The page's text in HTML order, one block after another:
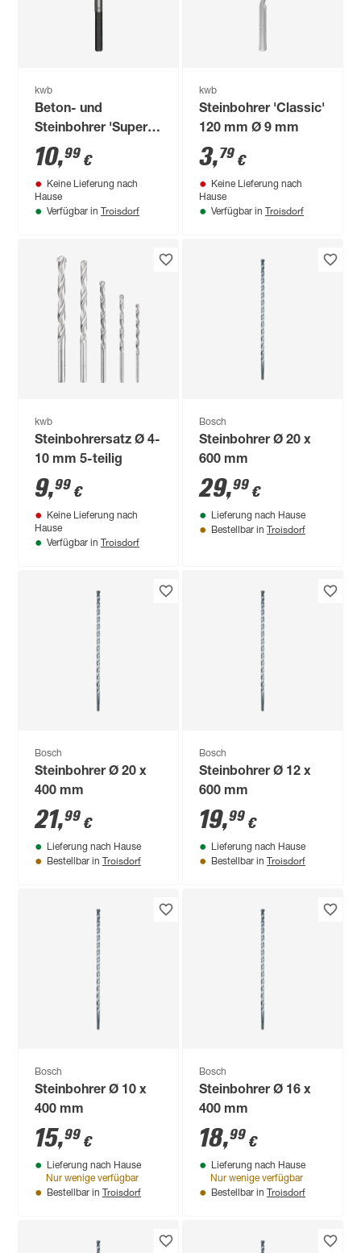
kwb
Beton- und
Steinbohrer 'Super
Rocker'
Sechskantschaft Ø 8
mm
10,99 €
Keine Lieferung nach
Hause
Verfügbar in Troisdorf
kwb
Steinbohrer 'Classic'
120 mm Ø 9 mm
3,79 €
Keine Lieferung nach
Hause
Verfügbar in Troisdorf
kwb
Steinbohrersatz Ø 4-
10 mm 5-teilig
9,99 €
Keine Lieferung nach
Hause
Verfügbar in Troisdorf
Bosch
Steinbohrer Ø 20 x
600 mm
29,99 €
Lieferung nach Hause
Bestellbar in Troisdorf
Bosch
Steinbohrer Ø 20 x
400 mm
21,99 €
Lieferung nach Hause
Bestellbar in Troisdorf
Bosch
Steinbohrer Ø 12 x
600 mm
19,99 €
Lieferung nach Hause
Bestellbar in Troisdorf
Bosch
Steinbohrer Ø 10 x
400 mm
15,99 €
Lieferung nach Hause
Nur wenige verfügbar
Bestellbar in Troisdorf
Bosch
Steinbohrer Ø 16 x
400 mm
18,99 €
Lieferung nach Hause
Nur wenige verfügbar
Bestellbar in Troisdorf